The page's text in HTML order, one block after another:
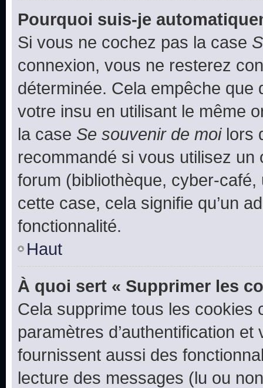
Pourquoi suis-je
Si vous ne cochez pas la case
connexion, vous ne resterez
déterminée. Cela empêche que
votre insu en utilisant le même
la case Se souvenir de moilors
recommandé si vous utilisez
forum (bibliothèque, cyber-
cette case, cela signifie qu’un
fonctionnalité.
Haut
À quoi sert « Supprimer les
Cela supprime tous les cookies
paramètres d’authentification
fournissent aussi des
lecture des messages (lu ou